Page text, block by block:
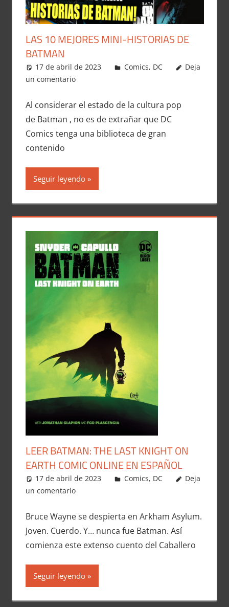
LAS 10 MEJORES MINI-HISTORIAS DE
BATMAN
17 de abril de 2023 Carlitox Banana
Comics, DC
Deja
un comentario
Al considerar el estado de la cultura pop
de Batman , no es de extrañar que DC
Comics tenga una biblioteca de gran
contenido
Seguir leyendo
LEER BATMAN: THE LAST KNIGHT ON
EARTH COMIC ONLINE EN ESPAÑOL
17 de abril de 2023 Carlitox Banana
Comics, DC
Deja
un comentario
Bruce Wayne se despierta en Arkham Asylum.
Joven. Cuerdo. Y… nunca fue Batman. Así
comienza este extenso cuento del Caballero
Seguir leyendo